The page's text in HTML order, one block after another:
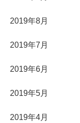
2019年8月
2019年7月
2019年6月
2019年5月
2019年4月